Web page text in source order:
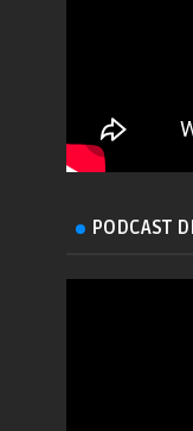
PODCAST